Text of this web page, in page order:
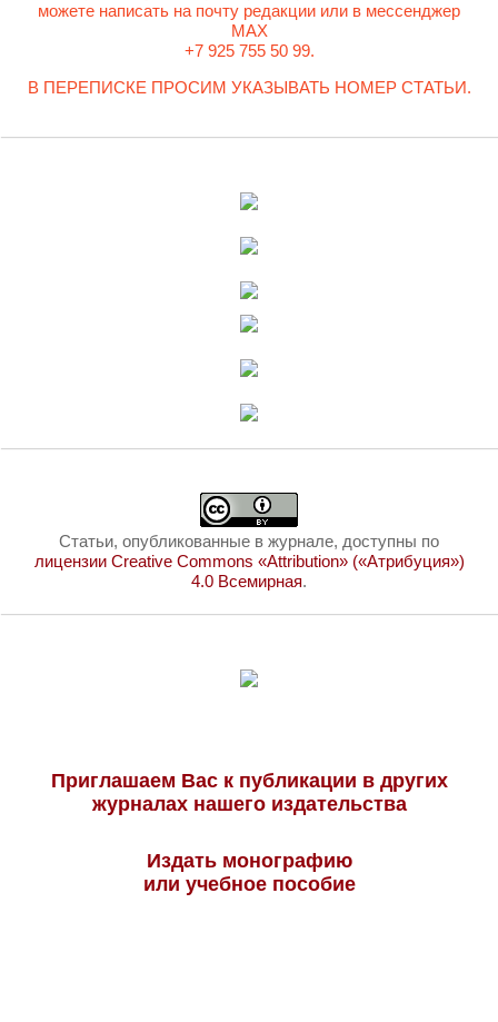
можете написать на почту редакции или в мессенджер
MAX
+7 925 755 50 99.
В ПЕРЕПИСКЕ ПРОСИМ УКАЗЫВАТЬ НОМЕР СТАТЬИ.
Статьи, опубликованные в журнале, доступны по
лицензии Creative Commons «Attribution» («Атрибуция»)
4.0 Всемирная.
Приглашаем Вас к публикации в других
журналах нашего издательства
Издать монографию
или учебное пособие